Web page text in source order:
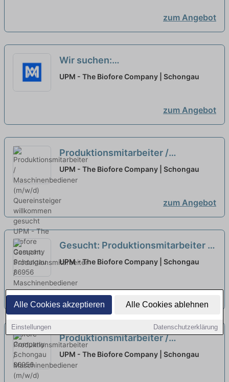
Alle Cookies akzeptieren Alle Cookies ablehnen
Einstellungen Datenschutzerklärung
zum Angebot
Wir suchen:
Produktionsmitarbeiter /
UPM - The Biofore Company | Schongau
zum Angebot
Produktionsmitarbeiter /
Maschinenbediener (m/w/d)
Quereinsteiger willkommen
UPM - The Biofore Company | Schongau
zum Angebot
Gesucht: Produktionsmitarbeiter /
Maschinenbediener (m/w/d)
UPM - The Biofore Company | Schongau
Produktionsmitarbeiter /
Maschinenbediener (m/w/d)
Quereinsteiger willkommen -
UPM - The Biofore Company | Schongau